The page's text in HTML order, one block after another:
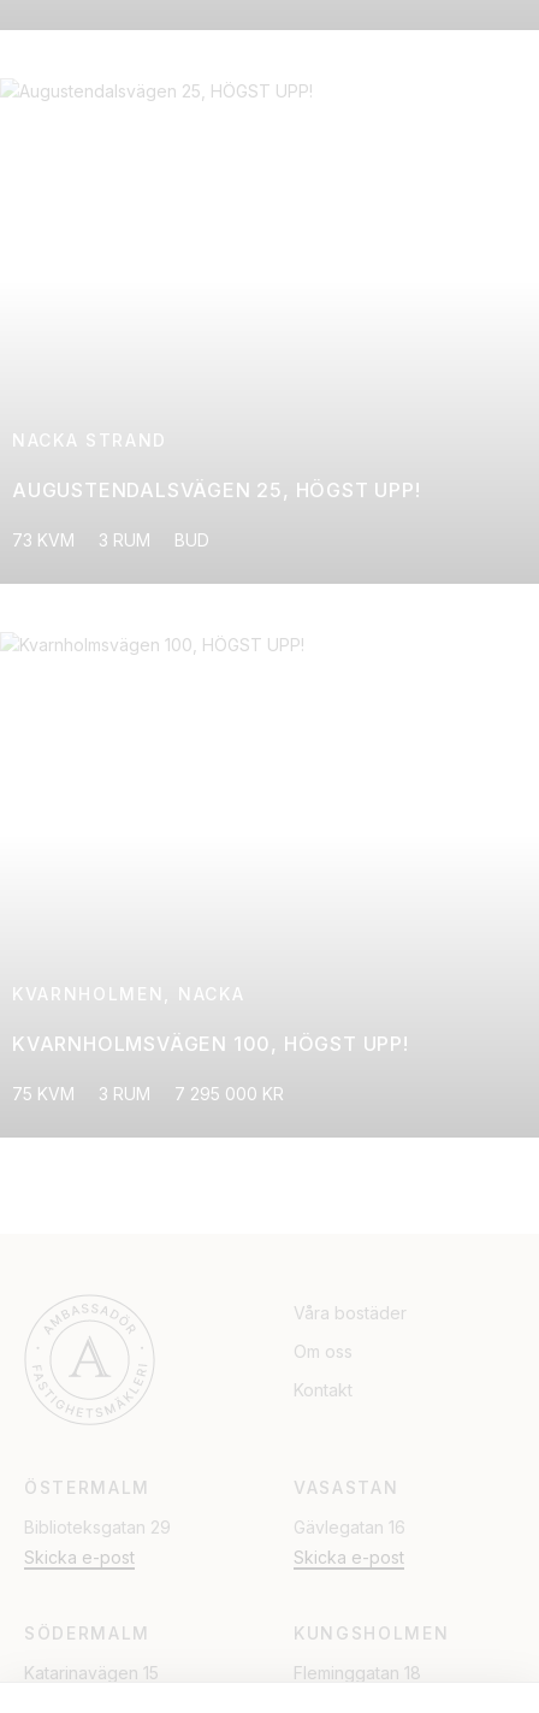
NACKA STRAND
AUGUSTENDALSVÄGEN 25, HÖGST UPP!
73 KVM 3 RUM BUD
KVARNHOLMEN, NACKA
KVARNHOLMSVÄGEN 100, HÖGST UPP!
75 KVM 3 RUM 7 295 000 KR
Våra bostäder
Om oss
Kontakt
ÖSTERMALM
Biblioteksgatan 29
Skicka e-post
VASASTAN
Gävlegatan 16
Skicka e-post
SÖDERMALM
Katarinavägen 15
KUNGSHOLMEN
Fleminggatan 18